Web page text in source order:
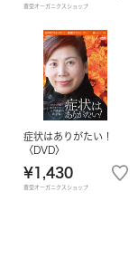
豊受オーガニクスショップ
症状はありがたい！
〈DVD〉
¥1,430
豊受オーガニクスショップ